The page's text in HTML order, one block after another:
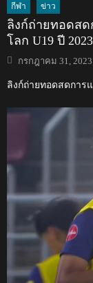
กีฬา ข่าว
ลิงก์ถ่ายทอดส
โลก U19 ปี 2023
Posted
on
กรกฎาคม 31, 2023
ลิงก์ถ่ายทอดสดการ